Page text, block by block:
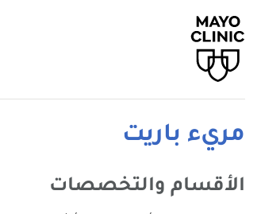
مريء باريت
الأقسام والتخصصات